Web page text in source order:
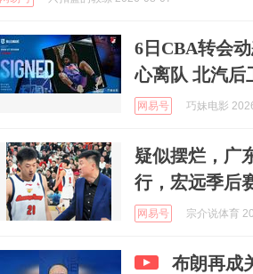
6日CBA转会
心离队 北汽后
网易号 巧妹电影
疑似摆烂，广
行，宏远季后
网易号 宗介说体育
布朗再成